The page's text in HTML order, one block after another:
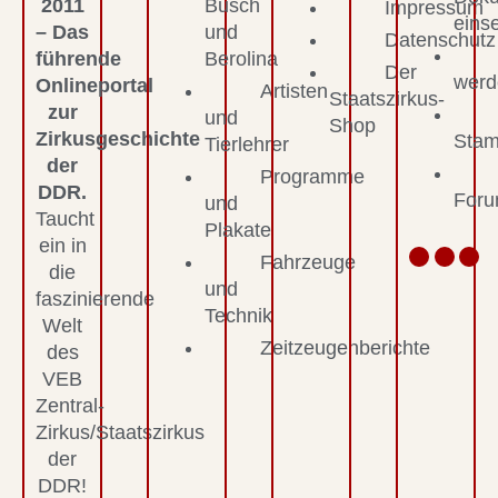
2011
– Das
führende
Onlineportal
zur
Zirkusgeschichte
der
DDR.
Taucht
ein in
die
faszinierende
Welt
des
VEB
Zentral-
Zirkus/Staatszirkus
der
DDR!
Busch
und
Berolina
Artisten
und
Tierlehrer
Programme
und
Plakate
Fahrzeuge
und
Technik
Zeitzeugenberichte
Impressum
Datenschutz
Der
Staatszirkus-
Shop